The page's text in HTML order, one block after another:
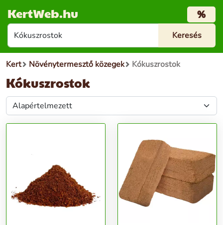
KertWeb.hu %
Kert Növénytermesztő közegek Kókuszrostok
Kókuszrostok